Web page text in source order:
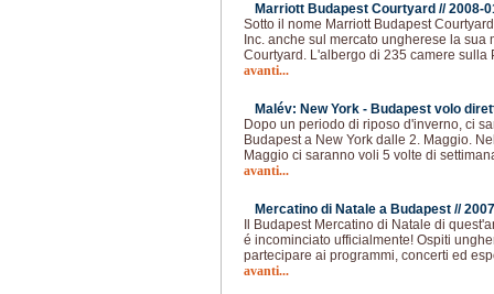
Marriott Budapest Courtyard //2008-
Sotto il nome Marriott Budapest
Inc. anche sul mercato ungherese la sua
Courtyard. L'albergo di 235 camere sulla
avanti...
Malév: New York - Budapest volo
Dopo un periodo di riposo d'inverno, ci
Budapest a New York dalle 2. Maggio.
Maggio ci saranno voli 5 volte di
avanti...
Mercatino di Natale a Budapest //
Il Budapest Mercatino di Natale di
é incominciato ufficialmente! Ospiti
partecipare ai programmi, concerti ed
avanti...